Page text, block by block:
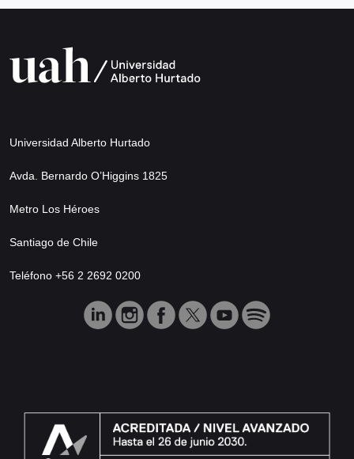
Universidad Alberto Hurtado
Avda. Bernardo O’Higgins 1825
Metro Los Héroes
Santiago de Chile
Teléfono +56 2 2692 0200